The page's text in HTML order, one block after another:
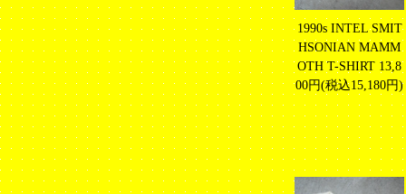
1990s INTEL SMIT
HSONIAN MAMM
OTH T-SHIRT 13,8
00円(税込15,180円)